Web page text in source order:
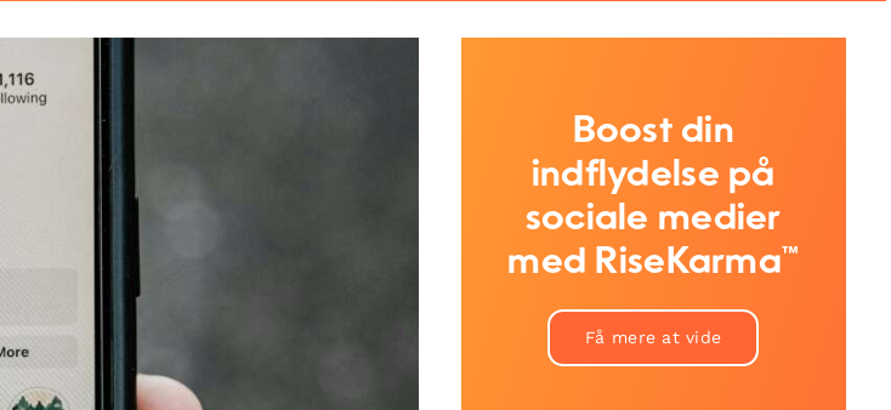
Boost din
indflydelse på
sociale medier
med RiseKarma™
Få mere at vide